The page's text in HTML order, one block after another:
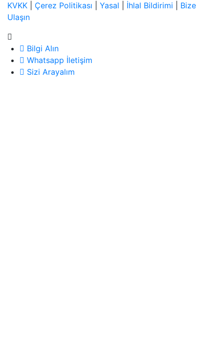
KVKK
Çerez Politikası Yasal İhlal Bildirimi
Bize
Ulaşın
Bilgi Alın
Whatsapp İletişim
Sizi Arayalım